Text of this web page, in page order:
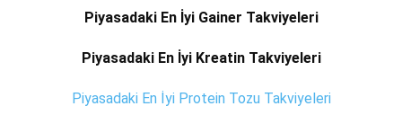
Piyasadaki En İyi Gainer Takviyeleri
Piyasadaki En İyi Kreatin Takviyeleri
Piyasadaki En İyi Protein Tozu Takviyeleri